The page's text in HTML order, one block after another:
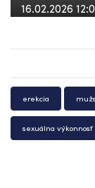
16.02.2026
erekcia
sexuálna výkonnosť